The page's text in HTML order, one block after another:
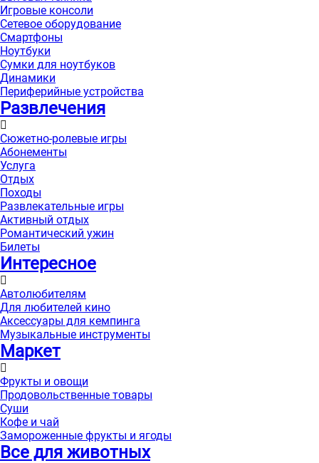
Игровые консоли
Сетевое оборудование
Смартфоны
Ноутбуки
Сумки для ноутбуков
Динамики
Периферийные устройства
Развлечения
Сюжетно-ролевые игры
Абонементы
Услуга
Отдых
Походы
Развлекательные игры
Активный отдых
Романтический ужин
Билеты
Интересноe
Автолюбителям
Для любителей кино
Аксессуары для кемпинга
Музыкальные инструменты
Маркет
Фрукты и овощи
Продовольственные товары
Суши
Кофе и чай
Замороженные фрукты и ягоды
Все для животных